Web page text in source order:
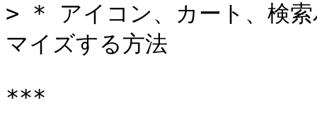
> * アイコン、カート、検索
マイズする方法
***